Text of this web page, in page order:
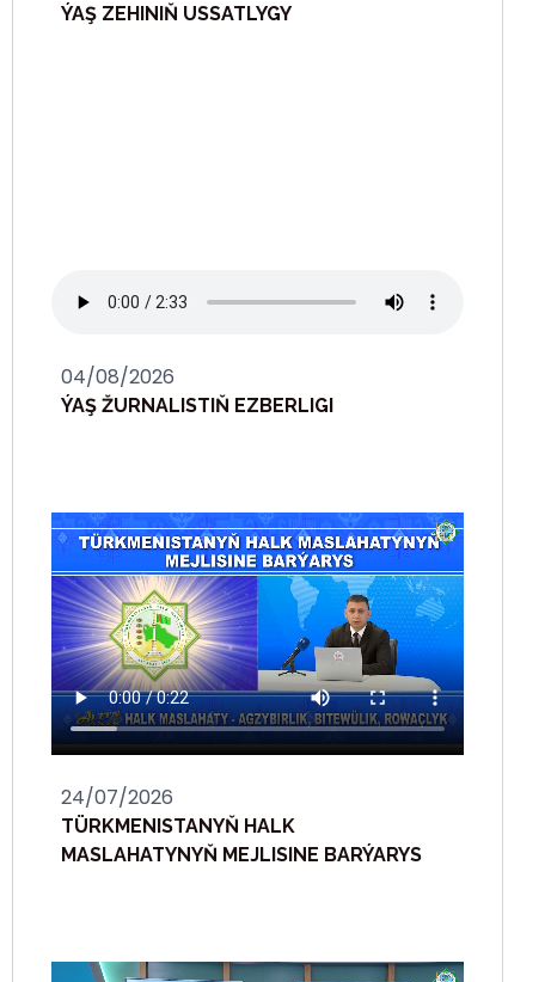
ÝAŞ ZEHINIŇ USSATLYGY
04/08/2026
ÝAŞ ŽURNALISTIŇ EZBERLIGI
24/07/2026
TÜRKMENISTANYŇ HALK
MASLAHATYNYŇ MEJLISINE BARÝARYS